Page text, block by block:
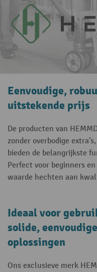
Eenvoudige,
uitstekende prijs
De producten van
zonder overbodige
bieden de belangrijkste
Perfect voor beginners
waarde hechten aan
Ideaal voor
solide,
oplossingen
Ons exclusieve merk